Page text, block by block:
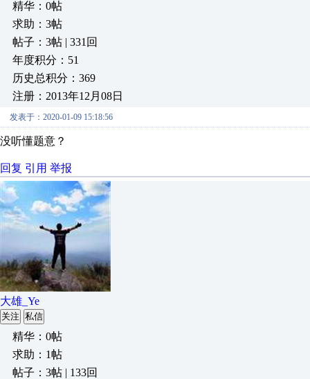
精华：0帖
求助：3帖
帖子：3帖 | 331回
年度积分：51
历史总积分：369
注册：2013年12月08日
发表于：2020-01-09 15:18:56
没听懂题意？
回复 引用 举报
大雄_Ye
关注 私信
精华：0帖
求助：1帖
帖子：3帖 | 133回